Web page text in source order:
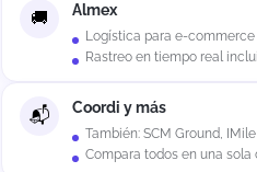
Almex
Logística para e-commerce
Rastreo en tiempo real
Coordi y más
También: SCM Ground, IMile
Compara todos en una